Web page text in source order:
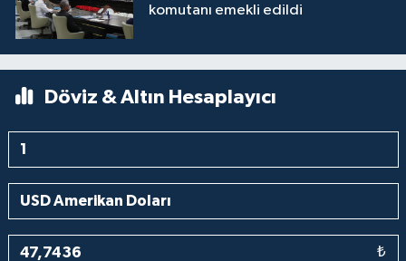
komutanı emekli edildi
Döviz & Altın Hesaplayıcı
₺